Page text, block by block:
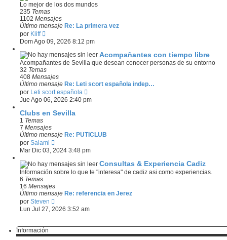
a
l
t
m
o
e
s
a
Lo mejor de los dos mundos
235 Temas
1102 Mensajes
Último mensaje Re: La primera vez
por Kliff
e
ú
l
t
i
m
m
e
s
j
e
Dom Ago 09, 2026 8:12 pm
Acompañantes con tiempo libre
Acompañantes de Sevilla que desean conocer personas de su entorno
32 Temas
408 Mensajes
Último mensaje Re: Leti scort española indep…
por Leti scort española
e
i
o
m
e
n
s
e
Jue Ago 06, 2026 2:40 pm
Clubs en Sevilla
1 Temas
7 Mensajes
Último mensaje Re: PUTICLUB
por Salami
e
ú
l
i
m
o
m
e
s
a
Mar Dic 03, 2024 3:48 pm
Consultas & Experiencia Cadiz
Información sobre lo que te "interesa" de cadiz asi como experiencias.
6 Temas
16 Mensajes
Último mensaje Re: referencia en Jerez
por Steven
e
l
t
Lun Jul 27, 2026 3:52 am
Información